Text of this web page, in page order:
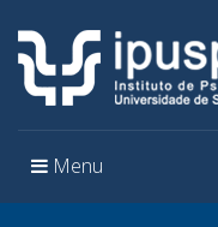
Toggle
Menu